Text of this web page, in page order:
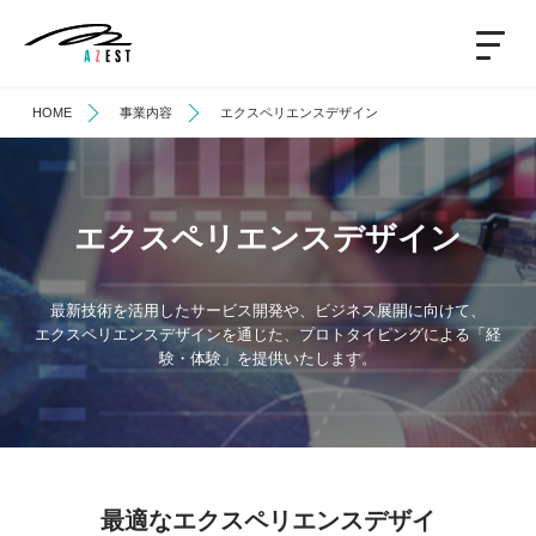
HOME 事業内容 エクスペリエンスデザイン
エクスペリエンスデザイン
最新技術を活用したサービス開発や、ビジネス展開に向けて、
エクスペリエンスデザインを通じた、プロトタイピングによる「経
験・体験」を提供いたします。
最適なエクスペリエンスデザイ